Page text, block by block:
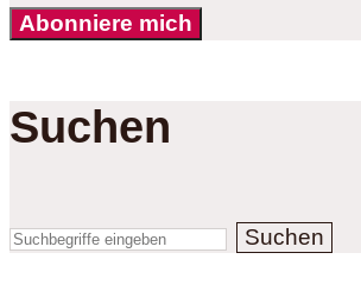
Abonniere mich
Suchen
Suchen